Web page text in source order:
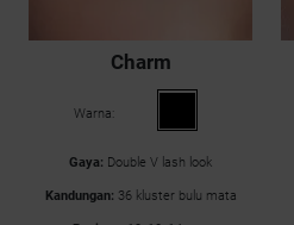
Charm
Warna:
Gaya: Double V lash look
Kandungan: 36 kluster bulu mata